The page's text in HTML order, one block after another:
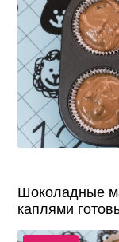
Шоколадные
каплями